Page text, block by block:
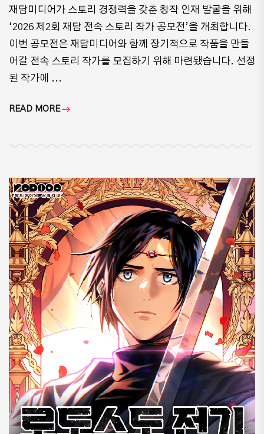
재담미디어가 스토리 경쟁력을 갖춘 창작 인재 발굴을 위해
‘2026 제2회 재담 전속 스토리 작가 공모전’을 개최합니다.
이번 공모전은 재담미디어와 함께 장기적으로 작품을 만들
어갈 전속 스토리 작가를 모집하기 위해 마련됐습니다. 선정
된 작가에 ...
READ MORE